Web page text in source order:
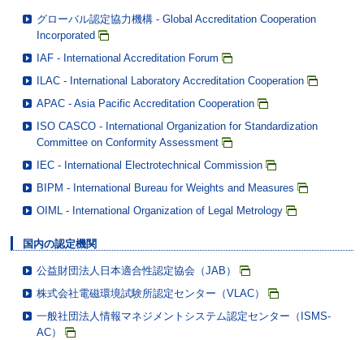
グローバル認定協力機構 - Global Accreditation Cooperation
Incorporated
IAF - International Accreditation Forum
ILAC - International Laboratory Accreditation Cooperation
APAC - Asia Pacific Accreditation Cooperation
ISO CASCO - International Organization for Standardization
Committee on Conformity Assessment
IEC - International Electrotechnical Commission
BIPM - International Bureau for Weights and Measures
OIML - International Organization of Legal Metrology
国内の認定機関
公益財団法人日本適合性認定協会（JAB）
株式会社電磁環境試験所認定センター（VLAC）
一般社団法人情報マネジメントシステム認定センター（ISMS-
AC）